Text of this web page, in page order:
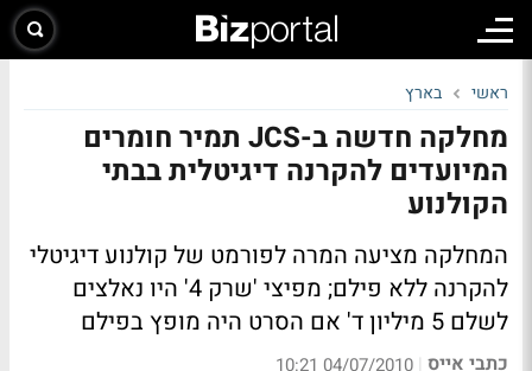
ראשי בארץ
מחלקה חדשה ב-JCS תמיר חומרים
המיועדים להקרנה דיגיטלית בבתי
הקולנוע
המחלקה מציעה המרה לפורמט של קולנוע דיגיטלי
להקרנה ללא פילם; מפיצי 'שרק 4' היו נאלצים
לשלם 5 מיליון ד' אם הסרט היה מופץ בפילם
כתבי אייס |
04/07/2010 10:21